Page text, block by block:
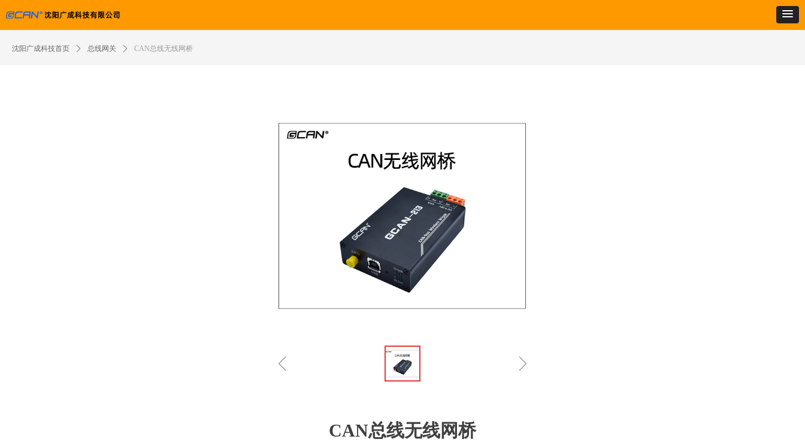
沈阳广成科技首页 ꄲ 总线网关 ꄲ CAN总线无线网桥
ꁆ ꁇ
CAN总线无线网桥